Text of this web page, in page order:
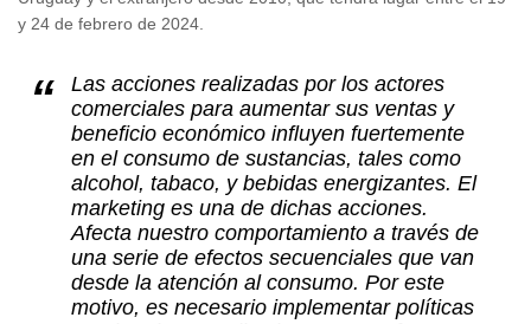
y 24 de febrero de 2024.
Las acciones realizadas por los actores
comerciales para aumentar sus ventas y
beneficio económico influyen fuertemente
en el consumo de sustancias, tales como
alcohol, tabaco, y bebidas energizantes. El
marketing es una de dichas acciones.
Afecta nuestro comportamiento a través de
una serie de efectos secuenciales que van
desde la atención al consumo. Por este
motivo, es necesario implementar políticas